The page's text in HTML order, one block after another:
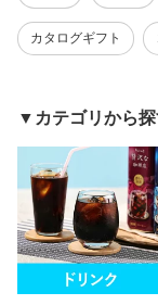
カタログギフト
▼カテゴリから